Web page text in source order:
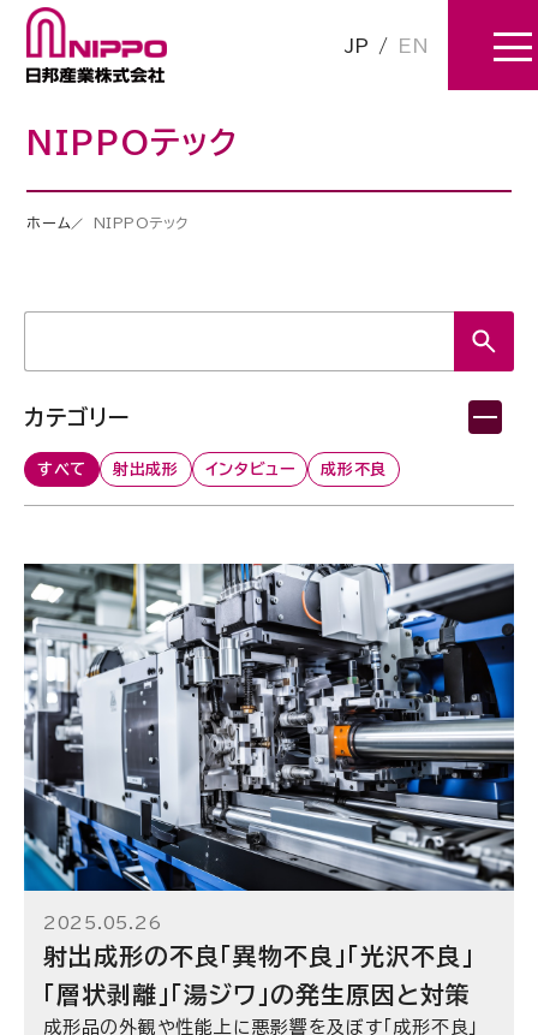
JP / EN
NIPPOテック
ホーム NIPPOテック
カテゴリー
すべて 射出成形 インタビュー 成形不良
2025.05.26
射出成形の不良「異物不良」「光沢不良」
「層状剥離」「湯ジワ」の発生原因と対策
成形品の外観や性能上に悪影響を及ぼす「成形不良」